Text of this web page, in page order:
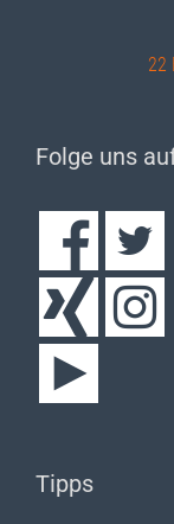
22
Folge uns
Tipps